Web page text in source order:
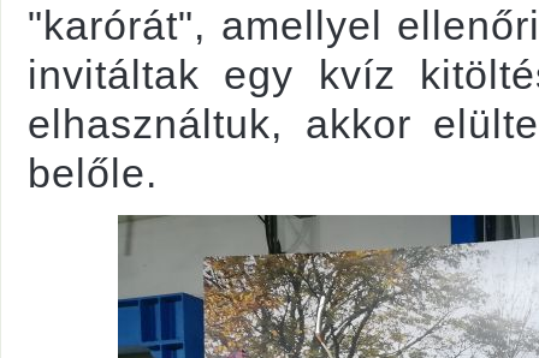
"karórát", amellyel
invitáltak egy kvíz
elhasználtuk, akkor
belőle.